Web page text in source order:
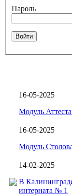
Пароль
Войти
16-05-2025
Модуль
16-05-2025
Модуль
14-02-2025
В
интерната № 1